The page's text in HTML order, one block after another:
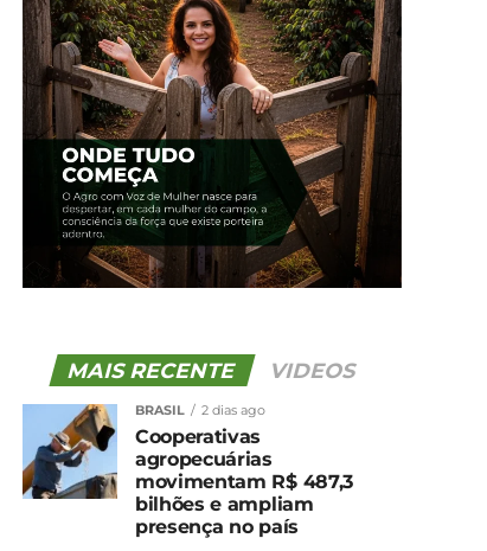
MAIS RECENTE VIDEOS
BRASIL 2 dias ago
Cooperativas
agropecuárias
movimentam R$ 487,3
bilhões e ampliam
presença no país